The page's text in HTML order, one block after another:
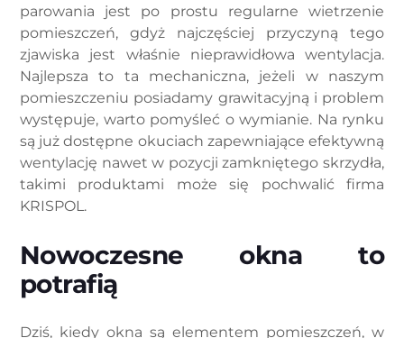
parowania jest po prostu regularne wietrzenie
pomieszczeń, gdyż najczęściej przyczyną tego
zjawiska jest właśnie nieprawidłowa wentylacja.
Najlepsza to ta mechaniczna, jeżeli w naszym
pomieszczeniu posiadamy grawitacyjną i problem
występuje, warto pomyśleć o wymianie. Na rynku
są już dostępne okuciach zapewniające efektywną
wentylację nawet w pozycji zamkniętego skrzydła,
takimi produktami może się pochwalić firma
KRISPOL.
Nowoczesne okna to
potrafią
Dziś, kiedy okna są elementem pomieszczeń, w